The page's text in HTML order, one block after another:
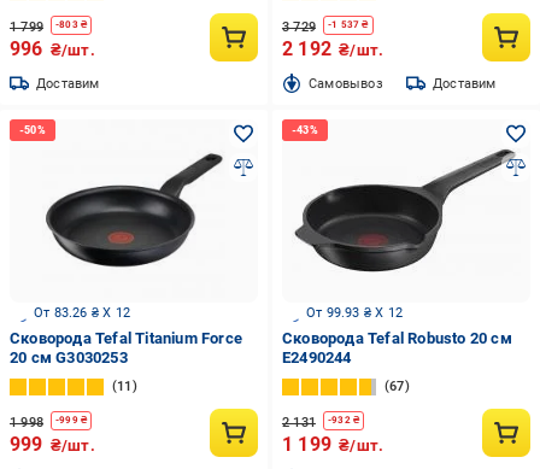
1 799 -803₴
996 ₴/шт.
Доставим
3 729 -1 537 ₴
2 192 ₴/шт.
Cамовывоз Доставим
От 83.26 ₴ X 12
Сковорода Tefal Titanium Force
20 см G3030253
11
1 998 -999₴
999 ₴/шт.
От 99.93 ₴ X 12
Сковорода Tefal Robusto 20 см
E2490244
67
2 131 -932₴
1 199 ₴/шт.